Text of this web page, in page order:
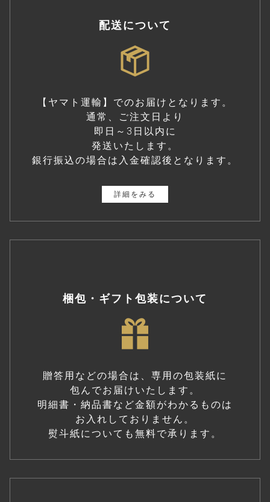
配送について
【ヤマト運輸】でのお届けとなります。
通常、ご注文日より
即日～3日以内に
発送いたします。
銀行振込の場合は入金確認後となります。
詳細をみる
梱包・ギフト包装について
贈答用などの場合は、専用の包装紙に
包んでお届けいたします。
明細書・納品書など金額がわかるものは
お入れしておりません。
熨斗紙についても無料で承ります。